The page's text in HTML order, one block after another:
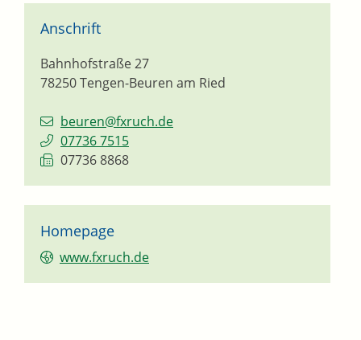
Anschrift
Bahnhofstraße 27
78250Tengen-Beuren am Ried
beuren@fxruch.de
07736 7515
07736 8868
Homepage
www.fxruch.de